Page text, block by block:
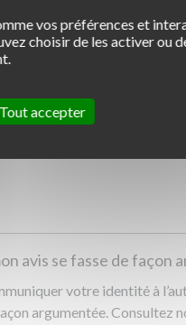
3 4
avis se fasse de façon
votre identité à
argumentée. Consultez
vos préférences et
choisir de les activer ou
Tout accepter